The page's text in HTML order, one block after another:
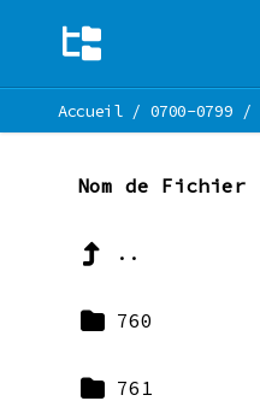
Accueil/ 0700-0799 /
Nom de Fichier
..
760
761